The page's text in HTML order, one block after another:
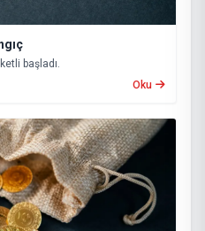
başladı.
Oku